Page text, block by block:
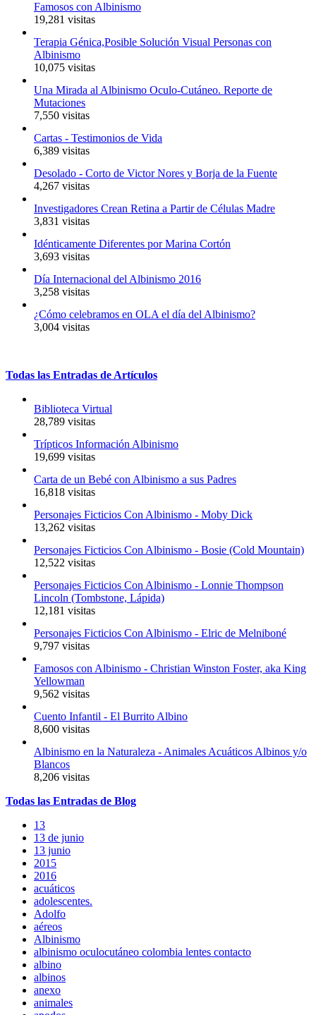
Famosos con Albinismo
19,281 visitas
Terapia Génica,Posible Solución Visual Personas con
Albinismo
10,075 visitas
Una Mirada al Albinismo Oculo-Cutáneo. Reporte de
Mutaciones
7,550 visitas
Cartas - Testimonios de Vida
6,389 visitas
Desolado - Corto de Victor Nores y Borja de la Fuente
4,267 visitas
Investigadores Crean Retina a Partir de Células Madre
3,831 visitas
Idénticamente Diferentes por Marina Cortón
3,693 visitas
Día Internacional del Albinismo 2016
3,258 visitas
¿Cómo celebramos en OLA el día del Albinismo?
3,004 visitas
Todas las Entradas de Artículos
Biblioteca Virtual
28,789 visitas
Trípticos Información Albinismo
19,699 visitas
Carta de un Bebé con Albinismo a sus Padres
16,818 visitas
Personajes Ficticios Con Albinismo - Moby Dick
13,262 visitas
Personajes Ficticios Con Albinismo - Bosie (Cold Mountain)
12,522 visitas
Personajes Ficticios Con Albinismo - Lonnie Thompson
Lincoln (Tombstone, Lápida)
12,181 visitas
Personajes Ficticios Con Albinismo - Elric de Melniboné
9,797 visitas
Famosos con Albinismo - Christian Winston Foster, aka King
Yellowman
9,562 visitas
Cuento Infantil - El Burrito Albino
8,600 visitas
Albinismo en la Naturaleza - Animales Acuáticos Albinos y/o
Blancos
8,206 visitas
Todas las Entradas de Blog
13
13 de junio
13 junio
2015
2016
acuáticos
adolescentes.
Adolfo
aéreos
Albinismo
albinismo oculocutáneo colombia lentes contacto
albino
albinos
anexo
animales